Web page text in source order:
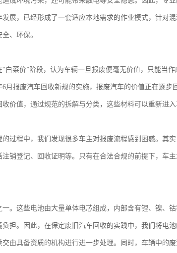
展，已经形成了一套适应本地需求的作业模式，针对
、环保。
白菜价”阶段，认为车辆一旦报废便毫无价值，只能当
月报废汽车回收新规的实施，报废汽车的价值正在逐步
价值，通过规范的拆解与分类，这些材料可以重新进
过程中，我们发现很多车主对报废流程感到困惑。其
销登记、回收证明等。只有在合法合规的前提下，车
。这些电池由大量单体电芯组成，内部含有锂、镍、
担。因此，在保定废旧汽车回收的实践中，我们将电
由具备资质的机构进行进一步处理。同时，车辆中的